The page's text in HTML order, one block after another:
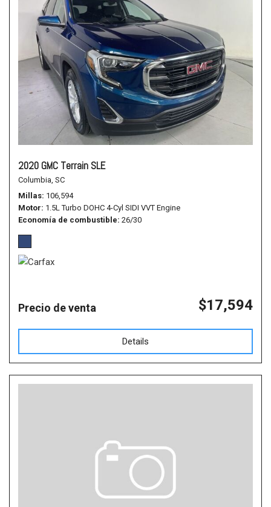
2020 GMC Terrain SLE
Columbia, SC
Millas 106,594
Motor 1.5L Turbo DOHC 4-Cyl SIDI VVT Engine
Economía de combustible 26/30
Precio de venta $17,594
Details